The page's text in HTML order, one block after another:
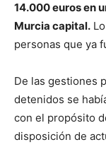
14.000 euros en
Murcia capital.
personas que ya
De las gestiones
detenidos se
con el propósito
disposición de